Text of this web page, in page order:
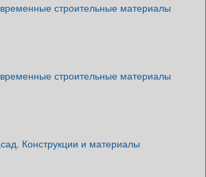
строительные материалы
строительные материалы
Конструкции и материалы